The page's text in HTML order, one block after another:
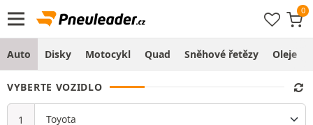
Auto Disky Motocykl Quad Sněhové řetězy Oleje
VYBERTE VOZIDLO